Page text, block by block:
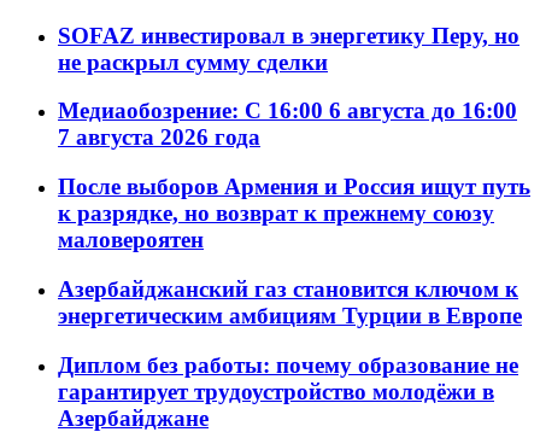
SOFAZ инвестировал в энергетику Перу, но
не раскрыл сумму сделки
Медиаобозрение: С 16:00 6 августа до 16:00
7 августа 2026 года
После выборов Армения и Россия ищут путь
к разрядке, но возврат к прежнему союзу
маловероятен
Азербайджанский газ становится ключом к
энергетическим амбициям Турции в Европе
Диплом без работы: почему образование не
гарантирует трудоустройство молодёжи в
Азербайджане